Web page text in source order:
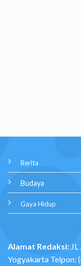
Berita
Budaya
Gaya Hidup
Alamat Redaksi:
Yogyakarta Telpon: